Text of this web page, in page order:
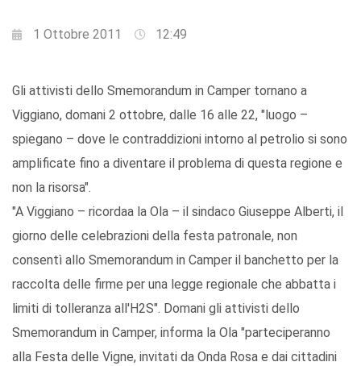
1 Ottobre 2011 12:49
Gli attivisti dello Smemorandum in Camper tornano a
Viggiano, domani 2 ottobre, dalle 16 alle 22, "luogo –
spiegano – dove le contraddizioni intorno al petrolio si sono
amplificate fino a diventare il problema di questa regione e
non la risorsa".
"A Viggiano – ricordaa la Ola – il sindaco Giuseppe Alberti, il
giorno delle celebrazioni della festa patronale, non
consentì allo Smemorandum in Camper il banchetto per la
raccolta delle firme per una legge regionale che abbatta i
limiti di tolleranza all'H2S". Domani gli attivisti dello
Smemorandum in Camper, informa la Ola "parteciperanno
alla Festa delle Vigne, invitati da Onda Rosa e dai cittadini